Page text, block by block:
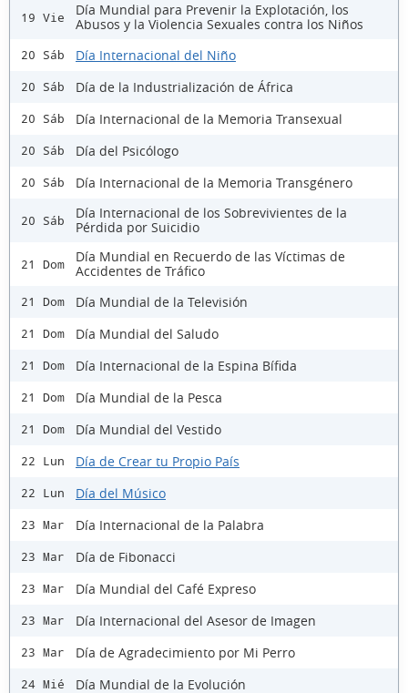
19 Vie
Día Mundial para Prevenir la Explotación, los
Abusos y la Violencia Sexuales contra los Niños
20 Sáb Día Internacional del Niño
20 Sáb Día de la Industrialización de África
20 Sáb Día Internacional de la Memoria Transexual
20 Sáb Día del Psicólogo
20 Sáb Día Internacional de la Memoria Transgénero
20 Sáb
Día Internacional de los Sobrevivientes de la
Pérdida por Suicidio
21 Dom
Día Mundial en Recuerdo de las Víctimas de
Accidentes de Tráfico
21 Dom Día Mundial de la Televisión
21 Dom Día Mundial del Saludo
21 Dom Día Internacional de la Espina Bífida
21 Dom Día Mundial de la Pesca
21 Dom Día Mundial del Vestido
22 Lun Día de Crear tu Propio País
22 Lun Día del Músico
23 Mar Día Internacional de la Palabra
23 Mar Día de Fibonacci
23 Mar Día Mundial del Café Expreso
23 Mar Día Internacional del Asesor de Imagen
23 Mar Día de Agradecimiento por Mi Perro
24 Mié Día Mundial de la Evolución